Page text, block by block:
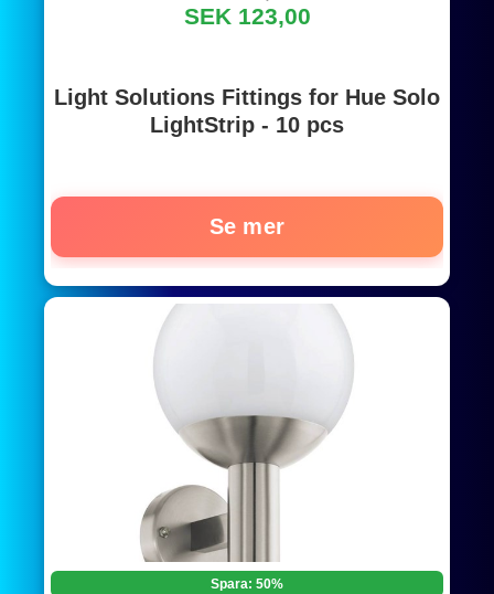
SEK 123,00
Light Solutions Fittings for Hue Solo
LightStrip - 10 pcs
Se mer
Spara: 50%